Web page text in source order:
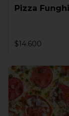
Pizza Funghi
$14.600